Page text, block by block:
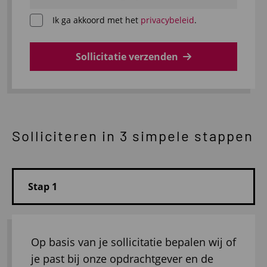
Ik ga akkoord met het privacybeleid.
Sollicitatie verzenden
Solliciteren in 3 simpele stappen
Op basis van je sollicitatie bepalen wij of
je past bij onze opdrachtgever en de